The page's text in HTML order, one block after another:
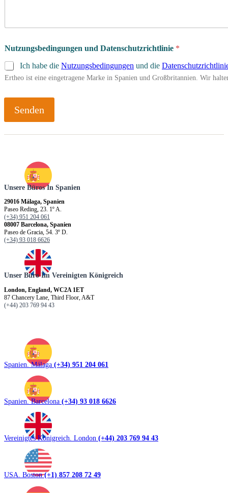
Nutzungsbedingungen und Datenschutzrichtlinie *
Ich habe die Nutzungsbedingungen und die
Ertheo ist eine eingetragene Marke in Spanien und Großbritannien. Wir
Senden
Unsere Büros In Spanien
29016 Málaga, Spanien
Paseo Reding, 23. 1º A.
(+34) 951 204 061
08007 Barcelona, Spanien
Paseo de Gracia, 54. 3º D.
(+34) 93 018 6626
Unser Büro Im Vereinigten Königreich
London, England, WC2A 1ET
87 Chancery Lane, Third Floor, A&T
(+44) 203 769 94 43
Spanien. Málaga (+34) 951 204 061
Spanien. Barcelona (+34) 93 018 6626
Vereinigtes Königreich. London (+44) 203 769 94 43
USA. Boston(+1) 857 208 72 49